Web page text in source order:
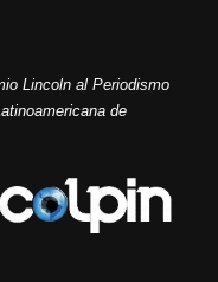
Lincoln al Periodismo
de